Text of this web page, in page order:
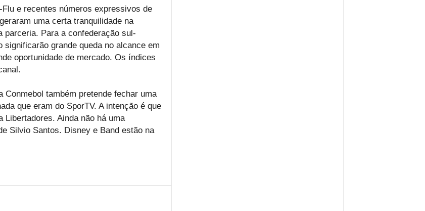
e recentes números expressivos de
uma certa tranquilidade na
parceria. Para a confederação sul-
grande queda no alcance em
oportunidade de mercado. Os índices
Conmebol também pretende fechar uma
que eram do SporTV. A intenção é que
Libertadores. Ainda não há uma
Silvio Santos. Disney e Band estão na